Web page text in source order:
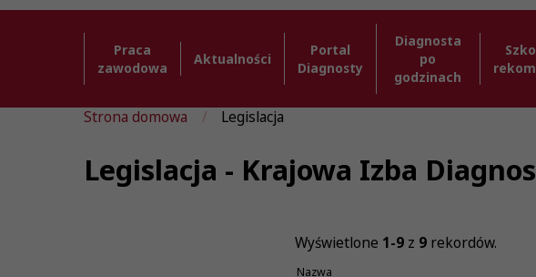
Praca
zawodowa
Aktualności
Portal
Diagnosty
Diagnosta
po
godzinach
Strona domowa Legislacja
Legislacja - Krajowa Izba
Wyświetlone 1-9z 9rekordów.
Nazwa